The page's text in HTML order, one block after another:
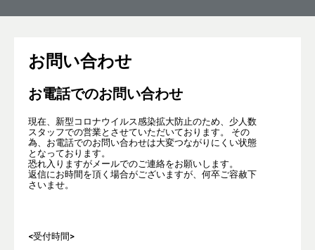
お問い合わせ
お電話でのお問い合わせ
現在、新型コロナウイルス感染拡大防止のため、少人数
スタッフでの営業とさせていただいております。 その
為、お電話でのお問い合わせは大変つながりにくい状態
となっております。
恐れ入りますがメールでのご連絡をお願いします。
返信にお時間を頂く場合がございますが、何卒ご容赦下
さいませ。
<受付時間>